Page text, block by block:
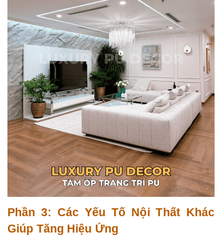
Phần 3: Các Yếu Tố Nội Thất Khác
Giúp Tăng Hiệu Ứng